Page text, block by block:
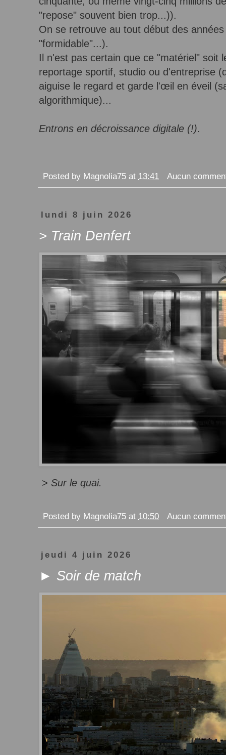
"repose" souvent bien trop...)).
On se retrouve au tout début des
"formidable"...).
Il n'est pas certain que ce "matériel" soit
reportage sportif, studio ou d'entreprise
aiguise le regard et garde l'œil en éveil
algorithmique)...
Entrons en décroissance digitale (!).
Posted by Magnolia75 at 13:41 Aucun
lundi 8 juin 2026
> Train Denfert
> Sur le quai.
Posted by Magnolia75 at 10:50 Aucun
jeudi 4 juin 2026
► Soir de match